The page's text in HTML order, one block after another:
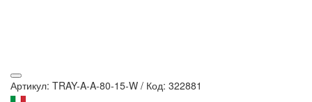
Артикул: TRAY-A-A-80-15-W / Код: 322881